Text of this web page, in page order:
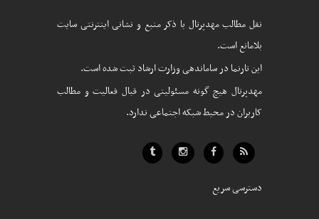
نقل مطالب مهدپرتال با ذکر منبع و نشانی اینترنتی سایت
بلامانع است.
این تارنما در ساماندهی وزارت ارشاد ثبت شده است.
مهدپرتال هیچ گونه مسئولیتی در قبال فعالیت و مطالب
کاربران در محیط شبکه اجتماعی ندارد.
دسترسی سریع